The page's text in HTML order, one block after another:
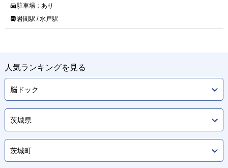
駐車場： あり
岩間駅 / 水戸駅
人気ランキングを見る